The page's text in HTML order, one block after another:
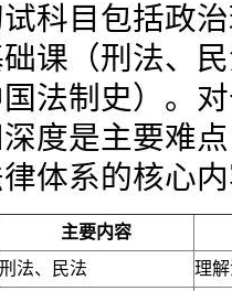
科目包括政
课（刑法、
法制史）。
度是主要难
体系的核心
主要内容
刑法、民法
理